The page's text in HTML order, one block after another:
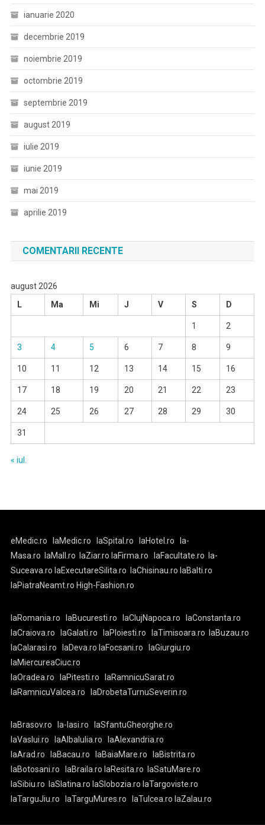
ianuarie 2020
decembrie 2019
noiembrie 2019
octombrie 2019
septembrie 2019
august 2019
iulie 2019
iunie 2019
mai 2019
aprilie 2019
COMENTARII RECENTE
august 2026
L
Ma Mi J V S D
1 2
3 4 5 6 7 8 9
10 11 12 13 14 15 16
17 18 19 20 21 22 23
24 25 26 27 28 29 30
31
« iul.
eMedic.ro laMedic.ro laSpital.ro laHotel.ro
la-
Masa.ro
laMall.ro laZiar.ro laFirma.ro laFacultate.ro
la-
Suceava.ro laExecutareSilita.ro laChisinau.ro laBalti.ro
laPiatraNeamt.ro High-Fashion.ro
laRomania.ro laBucuresti.ro laClujNapoca.ro
laConstanta.ro
laCraiova.ro
laGalati.ro laPloiesti.ro laTimisoara.ro
laBuzau.ro
laCalarasi.ro
laDeva.ro laFocsani.ro
laGiurgiu.ro
laMiercureaCiuc.ro
laOradea.ro
laPitesti.ro
laRamnicuSarat.ro
laRamnicuValcea.ro
laDrobetaTurnuSeverin.ro
laBrasov.ro la-Iasi.ro
laSfantuGheorghe.ro
laVaslui.ro
laAlbaIulia.ro
laAlexandria.ro
laArad.ro
laBacau.ro laBaiaMare.ro
laBistrita.ro
laBotosani.ro
laBraila.ro laResita.ro
laSatuMare.ro
laSibiu.ro
laSlatina.ro laSlobozia.ro laTargoviste.ro
laTarguJiu.ro
laTarguMures.ro laTulcea.ro laZalau.ro